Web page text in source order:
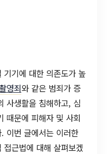
기기에 대한 의존도가 높
영죄와 같은 범죄가 증
사생활을 침해하고, 심
때문에 피해자 및 사회
이번 글에서는 이러한
근법에 대해 살펴보겠